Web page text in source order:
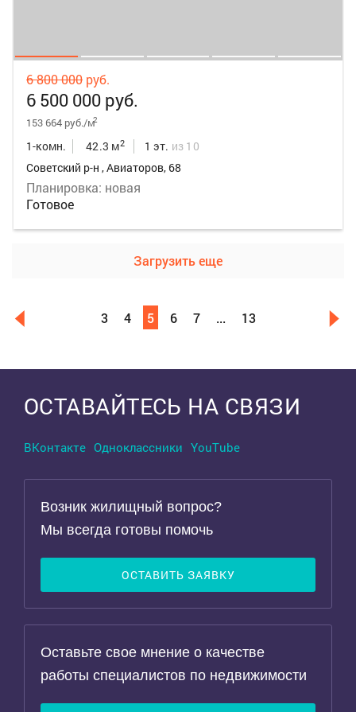
6 800 000 руб.
6 500 000 руб.
153 664 руб./м2
1-комн. 42.3 м2 1 эт. из 10
Советский р-н , Авиаторов, 68
Планировка: новая
Готовое
Загрузить еще
3 4 5 6 7 ... 13
ОСТАВАЙТЕСЬ НА СВЯЗИ
ВКонтакте Одноклассники YouTube
Возник жилищный вопрос?
Мы всегда готовы помочь
ОСТАВИТЬ ЗАЯВКУ
Оставьте свое мнение о качестве
работы специалистов по недвижимости